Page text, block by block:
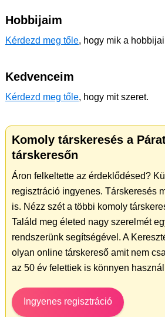
Hobbijaim
Kérdezd meg tőle, hogy mik a
Kedvenceim
Kérdezd meg tőle, hogy mit szeret.
Komoly társkeresés a
társkeresőn
Áron felkeltette az érdeklődésed?
regisztráció ingyenes. Társkeresés
is. Nézz szét a többi komoly
Találd meg életed nagy szerelmét
rendszerünk segítségével. A
olyan online társkereső amit nem
az 50 év felettiek is könnyen
Ingyenes regisztráció